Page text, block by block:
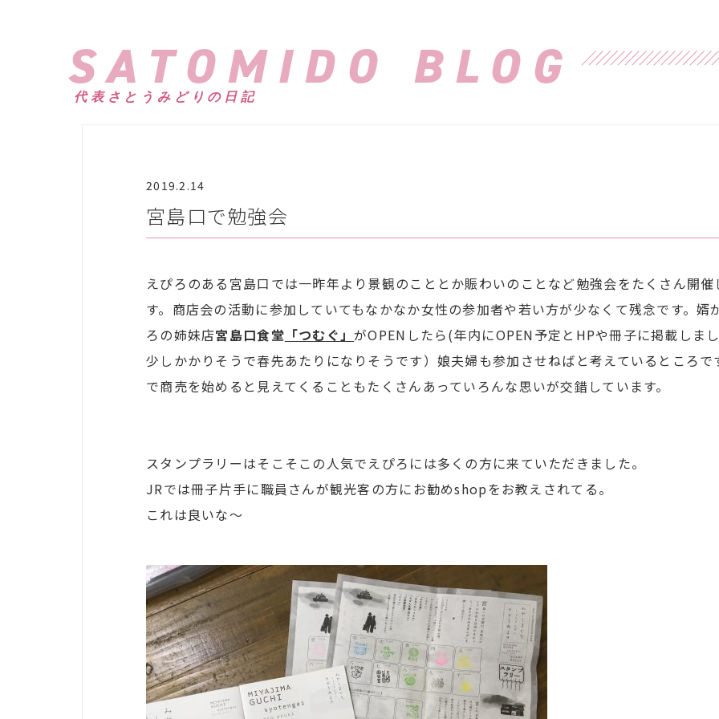
SATOMIDO BLOG
代表さとうみどりの日記
2019.2.14
宮島口で勉強会
えぴろのある宮島口では一昨年より景観のこととか賑わいのことなど勉強会をたくさん開催
す。商店会の活動に参加していてもなかなか女性の参加者や若い方が少なくて残念です。婿
ろの姉妹店宮島口食堂 「つむぐ」がOPENしたら(年内にOPEN予定とHPや冊子に掲載しま
少しかかりそうで春先あたりになりそうです）娘夫婦も参加させねばと考えているところで
で商売を始めると見えてくることもたくさんあっていろんな思いが交錯しています。
スタンプラリーはそこそこの人気でえぴろには多くの方に来ていただきました。
JRでは冊子片手に職員さんが観光客の方にお勧めshopをお教えされてる。
これは良いな～